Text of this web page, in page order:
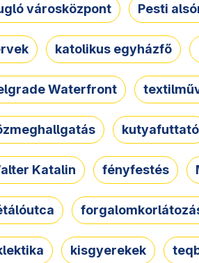
városközpont Pesti
katolikus egyházfő
Waterfront
kutyafuttató
Katalin fényfestés
kisgyerekek